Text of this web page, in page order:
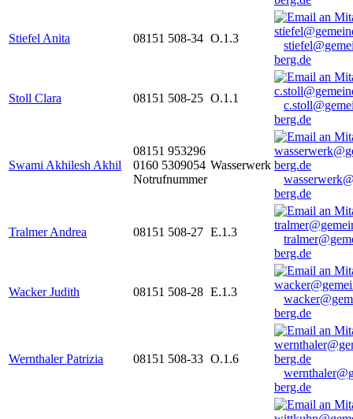
Stiefel Anita 08151 508-34 O.1.3
berg.de
Stoll Clara 08151 508-25 O.1.1
berg.de
Swami Akhilesh Akhil
08151 953296
0160 5309054
Notrufnummer
Wasserwerk
berg.de
Tralmer Andrea 08151 508-27 E.1.3
berg.de
Wacker Judith 08151 508-28 E.1.3
berg.de
Wernthaler Patrizia 08151 508-33 O.1.6
berg.de